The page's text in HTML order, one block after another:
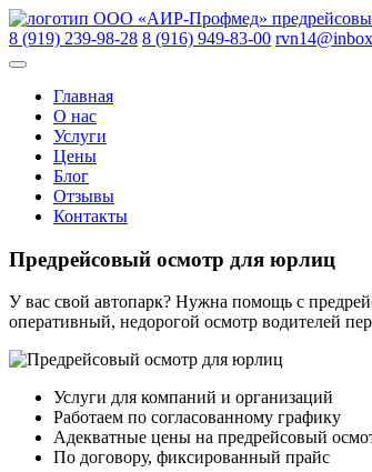
Skip
to
content
ООО «АИР-Профмед»
8 (919) 239-98-28 8 (916) 949-83-00
Главная
О нас
Услуги
Цены
Блог
Отзывы
Контакты
Предрейсовый осмотр для юрлиц
У вас свой автопарк? Нужна помощь с
оперативный, недорогой осмотр водителей
Услуги для компаний и организаций
Работаем по согласованному графику
Адекватные цены на предрейсовый
По договору, фиксированный прайс